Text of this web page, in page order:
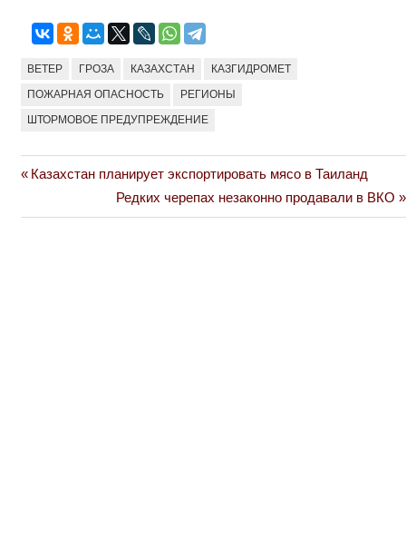
ВЕТЕР ГРОЗА КАЗАХСТАН КАЗГИДРОМЕТ
ПОЖАРНАЯ ОПАСНОСТЬ РЕГИОНЫ
ШТОРМОВОЕ ПРЕДУПРЕЖДЕНИЕ
Навигация
по
Previous
Казахстан планирует экспортировать мясо в Таиланд
Next
Post:
Редких черепах незаконно продавали в ВКО